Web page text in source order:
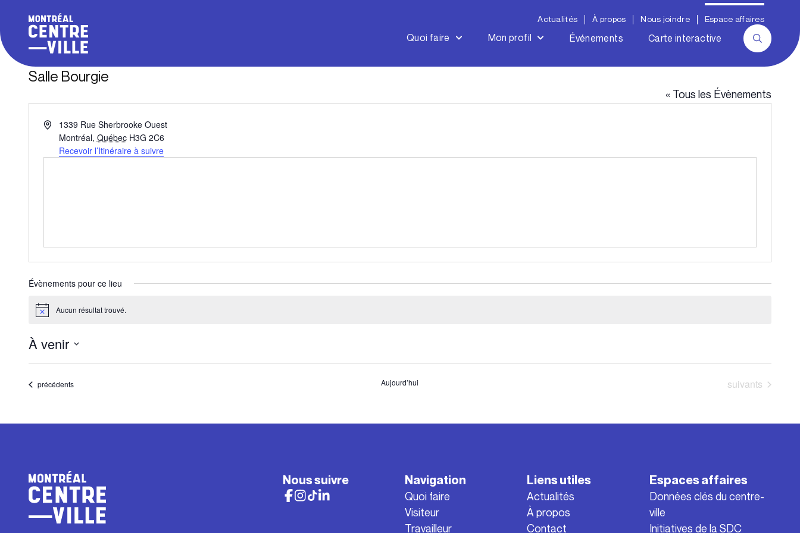
Actualités À propos Nous joindre Espace affaires
Quoi faire Mon profil Événements Carte interactive
Salle Bourgie
« Tous les Évènements
Adresse1339 Rue Sherbrooke Ouest
Montréal, Québec H3G 2C6
Recevoir l’Itinéraire à suivre
Évènements pour ce lieu
Notice Aucun résultat trouvé.
À venir
Sélectionnez
date.
Évènements
précédents Aujourd’hui Évènements
suivants
Nous suivre Navigation
Quoi faire
Visiteur
Travailleur
Liens utiles
Actualités
À propos
Contact
Espaces affaires
Données clés du centre-
ville
Initiatives de la SDC